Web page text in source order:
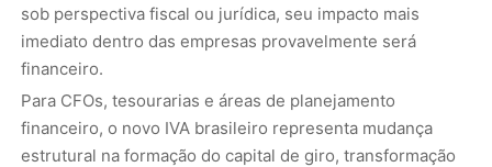
sob perspectiva fiscal ou jurídica, seu impacto mais
imediato dentro das empresas provavelmente será
financeiro.
Para CFOs, tesourarias e áreas de planejamento
financeiro, o novo IVA brasileiro representa mudança
estrutural na formação do capital de giro, transformação